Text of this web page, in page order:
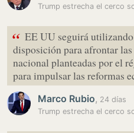
“ EE UU seguirá
disposición para afrontar
nacional planteadas por el
para impulsar las reformas
Marco Rubio, 24 días